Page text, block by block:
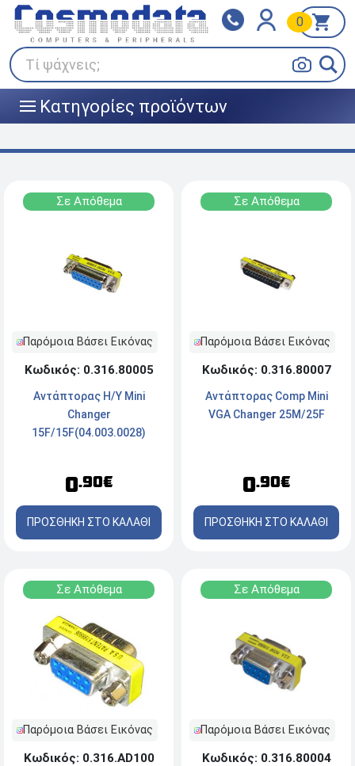
Τί ψάχνεις;
0
||| Κατηγορίες προϊόντων
Klarna
Πληρώστε σε 3
άτοκες δόσεις
BOX NOW
Σε Απόθεμα
Παρόμοια Βάσει Εικόνας
Κωδικός: 0.316.80005
Αντάπτορας Η/Υ Mini
Changer
15F/15F(04.003.0028)
0.90€
ΠΡΟΣΘΗΚΗ ΣΤΟ ΚΑΛΑΘΙ
Σε Απόθεμα
Παρόμοια Βάσει Εικόνας
Κωδικός: 0.316.80007
Αντάπτορας Comp Mini
VGA Changer 25M/25F
0.90€
ΠΡΟΣΘΗΚΗ ΣΤΟ ΚΑΛΑΘΙ
Σε Απόθεμα
Παρόμοια Βάσει Εικόνας
Κωδικός: 0.316.AD100
Σε Απόθεμα
Παρόμοια Βάσει Εικόνας
Κωδικός: 0.316.80004